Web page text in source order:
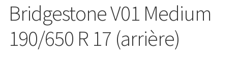
Bridgestone V01 Medium
190/650 R 17 (arrière)